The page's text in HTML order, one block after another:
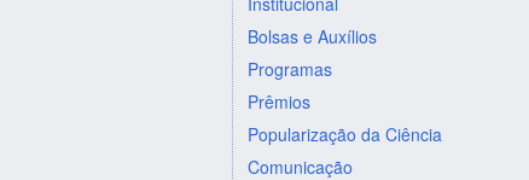
Bolsas e Auxílios
Programas
Prêmios
Popularização da Ciência
Comunicação